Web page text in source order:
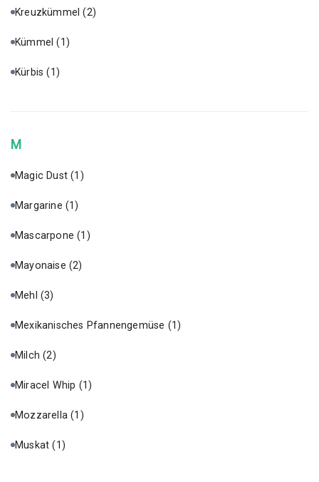
Kreuzkümmel(2)
Kümmel(1)
Kürbis(1)
M
Magic Dust(1)
Margarine (1)
Mascarpone(1)
Mayonaise (2)
Mehl (3)
Mexikanisches Pfannengemüse (1)
Milch(2)
Miracel Whip (1)
Mozzarella(1)
Muskat(1)